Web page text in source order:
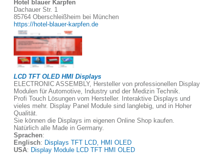
Hotel blauer Karpfen
Dachauer Str. 1
85764 Oberschleißheim bei München
https://hotel-blauer-karpfen.de
LCD TFT OLED HMI Displays
ELECTRONIC ASSEMBLY, Hersteller von professionellen Display
Modulen für Automotive, Industry und der Medizin Technik.
Profi Touch Lösungen vom Hersteller. Interaktive Displays und
vieles mehr. Display Panel Module sind langlebig, und in Hoher
Qualität.
Sie können die Displays im eigenen Online Shop kaufen.
Natürlich alle Made in Germany.
Sprachen:
Englisch: Displays TFT LCD, HMI OLED
USA: Display Module LCD TFT HMI OLED